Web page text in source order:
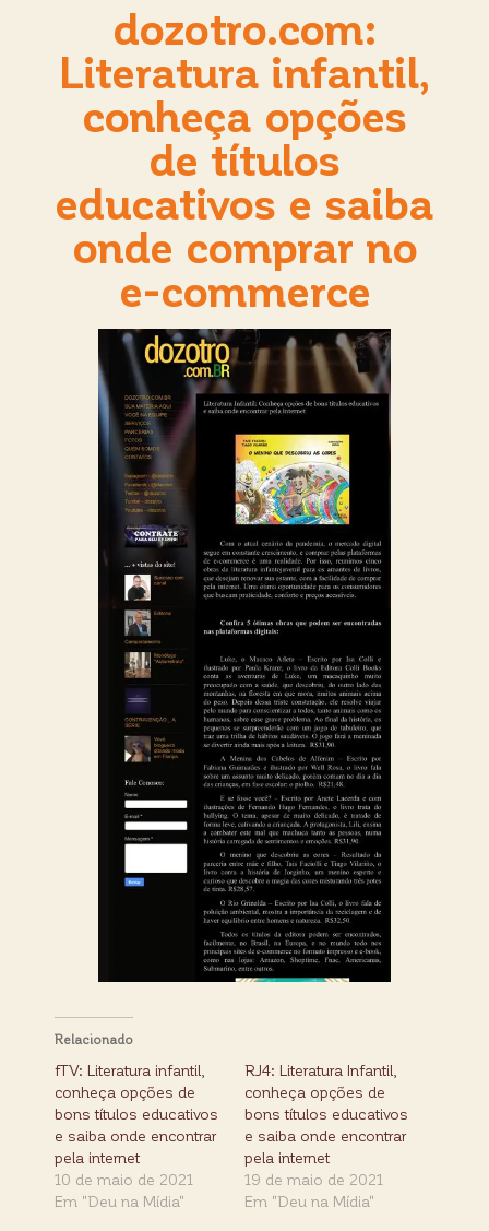
dozotro.com:
Literatura infantil,
conheça opções
de títulos
educativos e saiba
onde comprar no
e-commerce
Relacionado
fTV: Literatura infantil,
conheça opções de
bons títulos educativos
e saiba onde encontrar
pela internet
10 de maio de 2021
Em "Deu na Mídia"
RJ4: Literatura Infantil,
conheça opções de
bons títulos educativos
e saiba onde encontrar
pela internet
19 de maio de 2021
Em "Deu na Mídia"